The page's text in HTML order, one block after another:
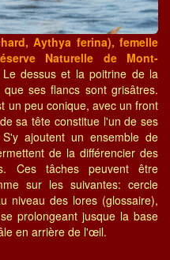
Aythya ferina), femelle
Naturelle de Mont-
Le dessus et la poitrine de la
ses flancs sont grisâtres.
un peu conique, avec un front
sa tête constitue l'un de ses
ajoutent un ensemble de
de la différencier des
Ces tâches peuvent être
sur les suivantes: cercle
niveau des lores (glossaire),
prolongeant jusque la base
en arrière de l'œil.